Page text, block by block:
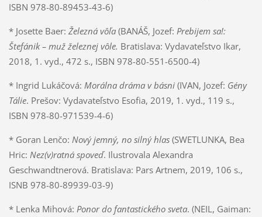
ISBN 978-80-89453-43-6)
* Josette Baer: Železná vôľa(BANÁŠ, Jozef: Prebijem sa!:
Štefánik – muž železnej vôle. Bratislava: Vydavateľstvo Ikar,
2018, 1. vyd., 472 s., ISBN 978-80-551-6500-4)
* Ingrid Lukáčová: Morálna dráma v básni (IVAN, Jozef: Gény
Tálie. Prešov: Vydavateľstvo Esofia, 2019, 1. vyd., 119 s.,
ISBN 978-80-971539-4-6)
* Goran Lenčo: Nový jemný, no silný hlas(SWETLUNKA, Bea
Hric: Nez(v)ratná spoveď. Ilustrovala Alexandra
Geschwandtnerová. Bratislava: Pars Artnem, 2019, 106 s.,
ISNB 978-80-89939-03-9)
* Lenka Mihová: Ponor do fantastického sveta. (NEIL, Gaiman: